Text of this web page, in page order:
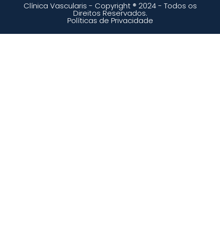
Clínica Vascularis - Copyright ® 2024 - Todos os
Direitos Reservados.
Políticas de Privacidade